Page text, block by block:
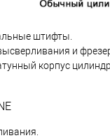
штифты.
и
корпус